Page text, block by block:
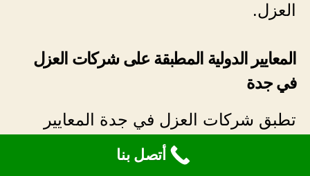
العزل.
المعايير الدولية المطبقة على شركات العزل
في جدة
تطبق شركات العزل في جدة المعايير
الدولية المعترف بها عالميًا في مجال
العزل. وتهدف هذه المعايير إلى تحسين
أتصل بنا